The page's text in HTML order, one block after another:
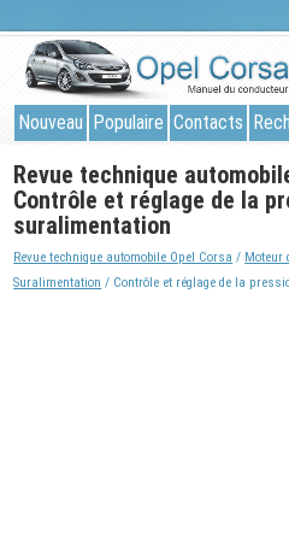
Nouveau Populaire Contacts
Revue technique
Contrôle et réglage de la
suralimentation
Revue technique automobile Opel Corsa / Moteur
Suralimentation / Contrôle et réglage de la